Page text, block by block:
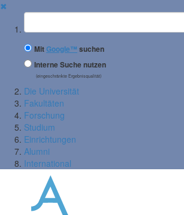
✖
Suchbegriff
MitGoogle™ suchen
Interne Suche nutzen
(eingeschränkte Ergebnisqualität)
Die Universität
Fakultäten
Forschung
Studium
Einrichtungen
Alumni
International